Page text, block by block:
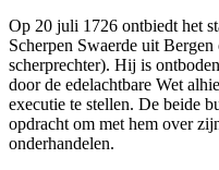
Op 20 juli 1726 ontbiedt het
Scherpen Swaerde uit
scherprechter). Hij is
door de edelachtbare Wet
executie te stellen. De beide
opdracht om met hem over
onderhandelen.